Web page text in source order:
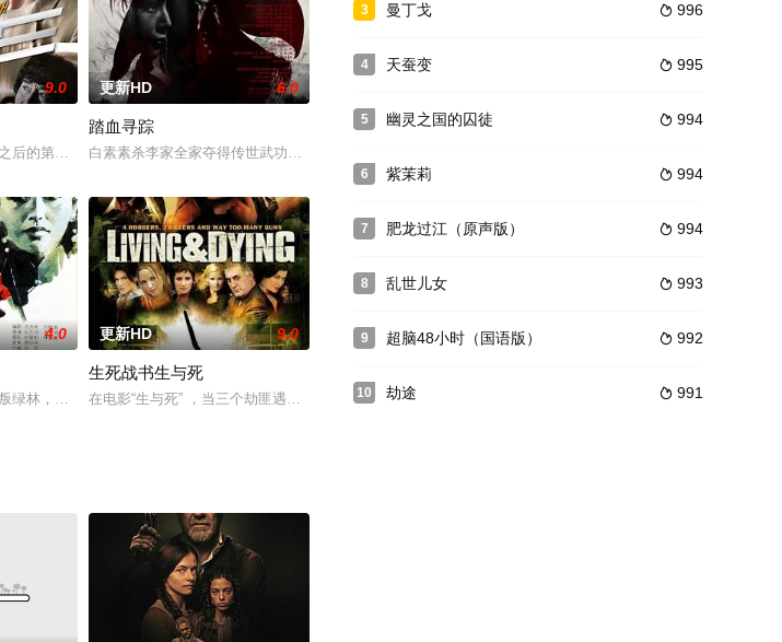
侯苏护，却无意间解除了轩辕坟中妖狐的封印。妖狐附
时协议，决定互不干涉。州里派李云接任都头一职，李云上任之时，遭遇蒙面人追杀，被告知
9.0
后的第二部大银幕作品，将扮演一名热血女记者，讲述她在追踪新闻时无意被卷入人体器官买卖案件中的故事。god组合出
更新HD 6.0
踏血寻踪
白素素杀李家全家夺得传世武功秘籍《莲花秘籍》，李御风为报血海深仇，誓要手刃白素素。多年之后，魔女
一起进入训练基地接受特种训练。
公寓，享受着荣华富贵。但有一天被刑警道京长(黄正民饰)抓住了弱点，于是在道京长的
4.0
绿林，因暗害连环套寨主窦尔敦有功，被皇上御封金匾一块。黄天霸受宠若惊，设家宴庆功。席间，三把飞刀从梁上飞向
更新HD 9.0
生死战书生与死
在电影“生与死” ，当三个劫匪遇上两个杀手时，后者胁持人质就扭转局面了。现场被警察重重包围，那些劫匪
3  996
曼丁戈
4  995
天蚕变
5  994
幽灵之国的囚徒
6  994
紫茉莉
7  994
肥龙过江（原声版）
8  993
乱世儿女
9  992
超脑48小时（国语版）
10  991
劫途